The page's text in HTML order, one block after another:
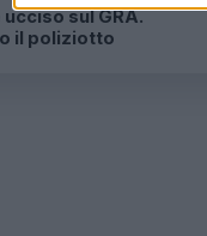
sul GRA.
il poliziotto